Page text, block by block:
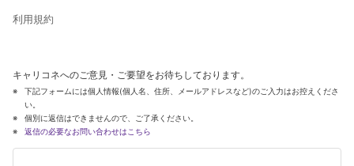
利用規約
キャリコネへのご意見・ご要望をお待ちしております。
下記フォームには個人情報(個人名、住所、メールアドレスなど)のご入力はお控えくださ
い。
個別に返信はできませんので、ご了承ください。
返信の必要なお問い合わせはこちら